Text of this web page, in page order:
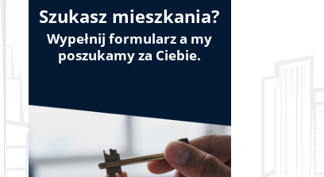
Szukasz mieszkania?
Wypełnij formularz a my
poszukamy za Ciebie.